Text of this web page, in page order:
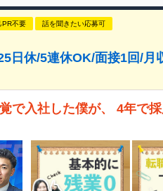
PR不要 話を聞きたい応募可
日休/5連休OK/面接1回/月
で入社した僕が、 4年で